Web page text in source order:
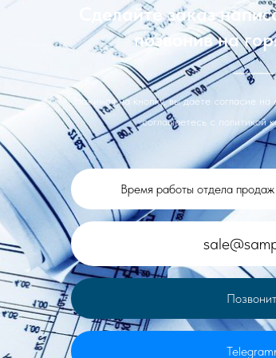
Сделайте заказ
позвонив на
Нажимая на кнопку, вы даете согласие
соглашаетесь c политикой
Время работы отдела